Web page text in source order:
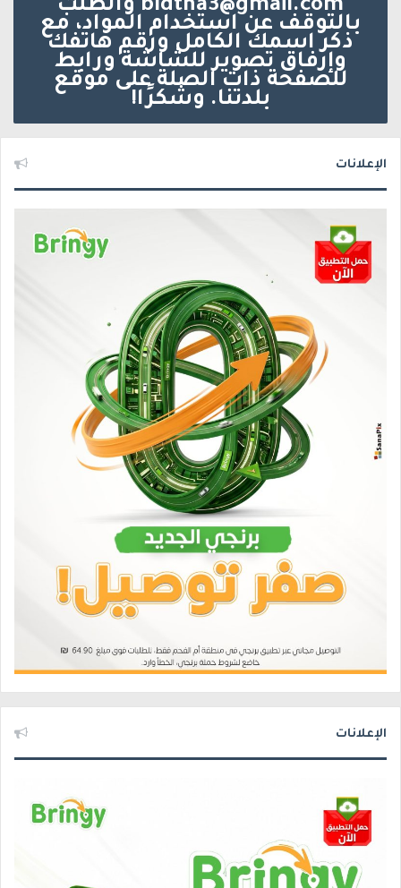
bldtna3@gmail.com والطلب
بالتوقف عن استخدام المواد، مع
ذكر اسمك الكامل ورقم هاتفك
وإرفاق تصوير للشاشة ورابط
للصفحة ذات الصلة على موقع
بلدتنا. وشكرًا!
الإعلانات
الإعلانات